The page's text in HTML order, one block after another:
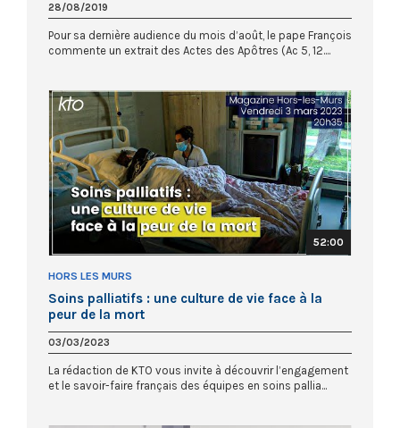
28/08/2019
Pour sa dernière audience du mois d’août, le pape François
commente un extrait des Actes des Apôtres (Ac 5, 12....
52:00
HORS LES MURS
Soins palliatifs : une culture de vie face à la
peur de la mort
03/03/2023
La rédaction de KTO vous invite à découvrir l’engagement
et le savoir-faire français des équipes en soins pallia...